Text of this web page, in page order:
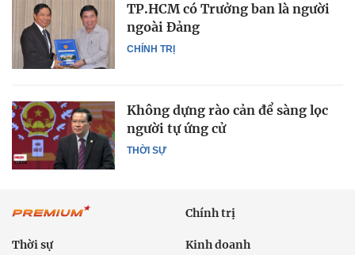
CHÍNH TRỊ
TP.HCM có Trưởng ban là người
ngoài Đảng
THỜI SỰ
Không dựng rào cản để sàng lọc
người tự ứng cử
Chính trị
Thời sự Kinh doanh